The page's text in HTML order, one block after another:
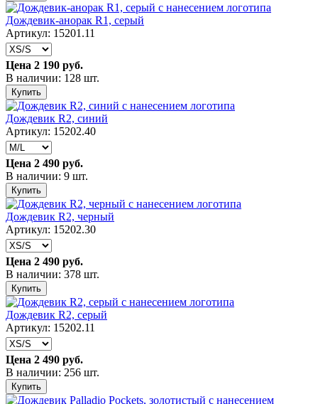
Дождевик-анорак R1, серый
Артикул: 15201.11
Цена 2 190 руб.
В наличии: 128 шт.
Купить
Дождевик R2, синий
Артикул: 15202.40
Цена 2 490 руб.
В наличии: 9 шт.
Купить
Дождевик R2, черный
Артикул: 15202.30
Цена 2 490 руб.
В наличии: 378 шт.
Купить
Дождевик R2, серый
Артикул: 15202.11
Цена 2 490 руб.
В наличии: 256 шт.
Купить